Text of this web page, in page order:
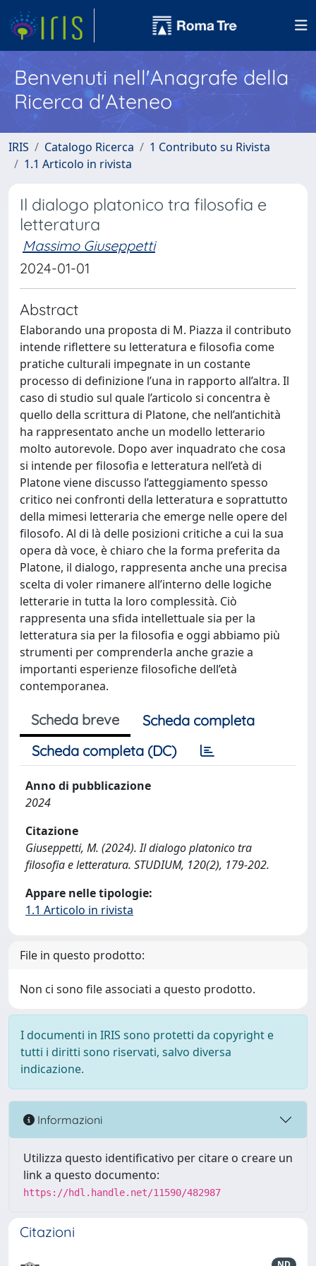
Benvenuti nell'Anagrafe della
Ricerca d'Ateneo
IRIS Catalogo Ricerca
1 Contributo su Rivista
1.1 Articolo in rivista
Il dialogo platonico tra filosofia e
letteratura
Massimo Giuseppetti
2024-01-01
Abstract
Elaborando una proposta di M. Piazza il contributo
intende riflettere su letteratura e filosofia come
pratiche culturali impegnate in un costante
processo di definizione l’una in rapporto all’altra. Il
caso di studio sul quale l’articolo si concentra è
quello della scrittura di Platone, che nell’antichità
ha rappresentato anche un modello letterario
molto autorevole. Dopo aver inquadrato che cosa
si intende per filosofia e letteratura nell’età di
Platone viene discusso l’atteggiamento spesso
critico nei confronti della letteratura e soprattutto
della mimesi letteraria che emerge nelle opere del
filosofo. Al di là delle posizioni critiche a cui la sua
opera dà voce, è chiaro che la forma preferita da
Platone, il dialogo, rappresenta anche una precisa
scelta di voler rimanere all’interno delle logiche
letterarie in tutta la loro complessità. Ciò
rappresenta una sfida intellettuale sia per la
letteratura sia per la filosofia e oggi abbiamo più
strumenti per comprenderla anche grazie a
importanti esperienze filosofiche dell’età
contemporanea.
Scheda breve
Scheda completa
Scheda completa (DC)
Anno di pubblicazione
2024
Citazione
Giuseppetti, M. (2024). Il dialogo platonico tra
filosofia e letteratura. STUDIUM, 120(2), 179-202.
Appare nelle tipologie:
1.1 Articolo in rivista
File in questo prodotto:
Non ci sono file associati a questo prodotto.
I documenti in IRIS sono protetti da copyright e
tutti i diritti sono riservati, salvo diversa
indicazione.
Informazioni
Utilizza questo identificativo per citare o creare un
link a questo documento:
https://hdl.handle.net/11590/482987
Citazioni